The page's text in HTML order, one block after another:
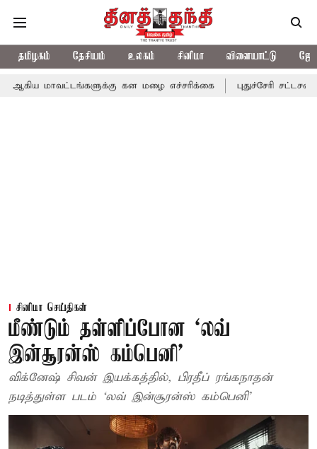
தமிழகம் தேசியம் உலகம் சினிமா விளையாட்டு
கன மழை எச்சரிக்கை புதுச்சேரி சட்டசபையில்
சினிமா செய்திகள்
மீண்டும் தள்ளிப்போன ‘லவ்
இன்சூரன்ஸ் கம்பெனி’
விக்னேஷ் சிவன் இயக்கத்தில், பிரதீப் ரங்கநாதன்
நடித்துள்ள படம் ‘லவ் இன்சூரன்ஸ் கம்பெனி’